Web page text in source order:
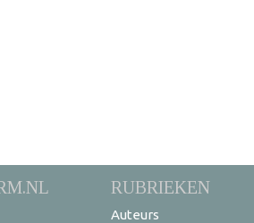
RUBRIEKEN
Auteurs